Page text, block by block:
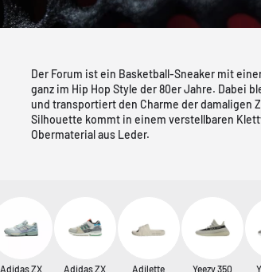
Der Forum ist ein Basketball-Sneaker mit
ganz im Hip Hop Style der 80er Jahre. Dabei
und transportiert den Charme der damaligen
Silhouette kommt in einem verstellbaren
Obermaterial aus Leder.
Adidas ZX
Adidas ZX
Adilette Yeezy 350